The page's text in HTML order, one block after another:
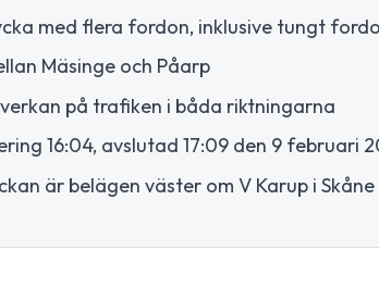
med flera fordon, inklusive tungt
Mäsinge och Påarp
på trafiken i båda riktningarna
16:04, avslutad 17:09 den 9 februari
är belägen väster om V Karup i Skåne